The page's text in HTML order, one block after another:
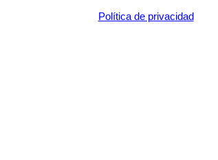
(Cabina + 2
(Cabina + 2
(Cabina + 4
(Cabina + 4
Política de privacidad